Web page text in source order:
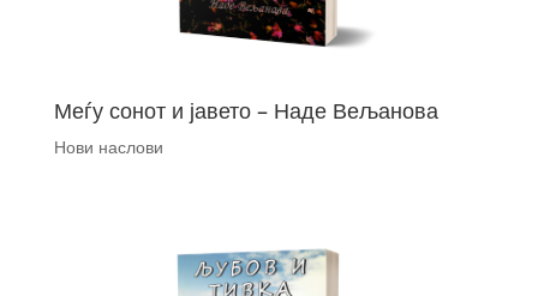
Меѓу сонот и јавето – Наде Вељанова
Нови наслови